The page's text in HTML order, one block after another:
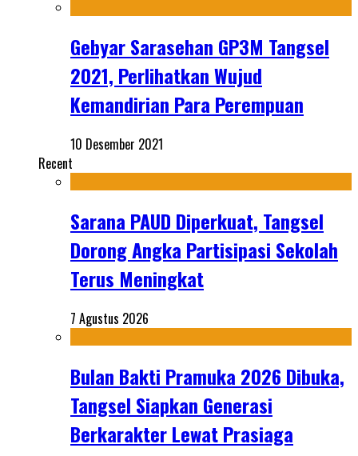
Gebyar Sarasehan GP3M Tangsel
2021, Perlihatkan Wujud
Kemandirian Para Perempuan
10 Desember 2021
Recent
Sarana PAUD Diperkuat, Tangsel
Dorong Angka Partisipasi Sekolah
Terus Meningkat
7 Agustus 2026
Bulan Bakti Pramuka 2026 Dibuka,
Tangsel Siapkan Generasi
Berkarakter Lewat Prasiaga